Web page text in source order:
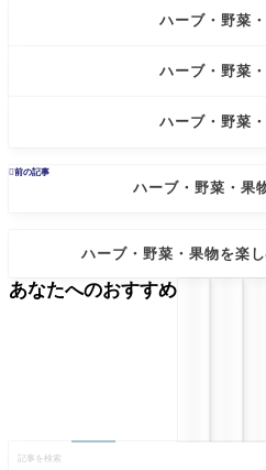
ハーブ・野菜
ハーブ・野菜
ハーブ・野菜
前の記事
ハーブ・野菜・果
ハーブ・野菜・果物を楽
あなたへのおすすめ